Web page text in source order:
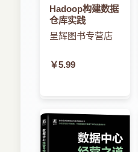
Hadoop构建数据
仓库实践
呈辉图书专营店
￥5.99